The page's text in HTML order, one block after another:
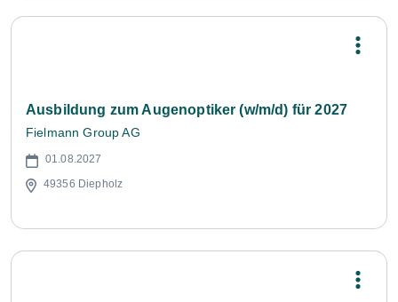
Ausbildung zum Augenoptiker (w/m/d) für 2027
Fielmann Group AG
01.08.2027
49356 Diepholz